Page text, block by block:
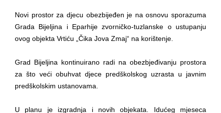
JAVNI POZIV ZA PRIJAVU NEPROPISNOG
ODLAGANjA OTPADA UZ DODJELU
Novi prostor za djecu obezbijeđen je na osnovu sporazuma
Grada Bijeljina i Eparhije zvorničko-tuzlanske o ustupanju
ovog objekta Vrtiću „Čika Jova Zmaj“ na korištenje.
Grad Bijeljina kontinuirano radi na obezbjeđivanju prostora
za što veći obuhvat djece predškolskog uzrasta u javnim
predškolskim ustanovama.
U planu je izgradnja i novih objekata. Idućeg mjeseca